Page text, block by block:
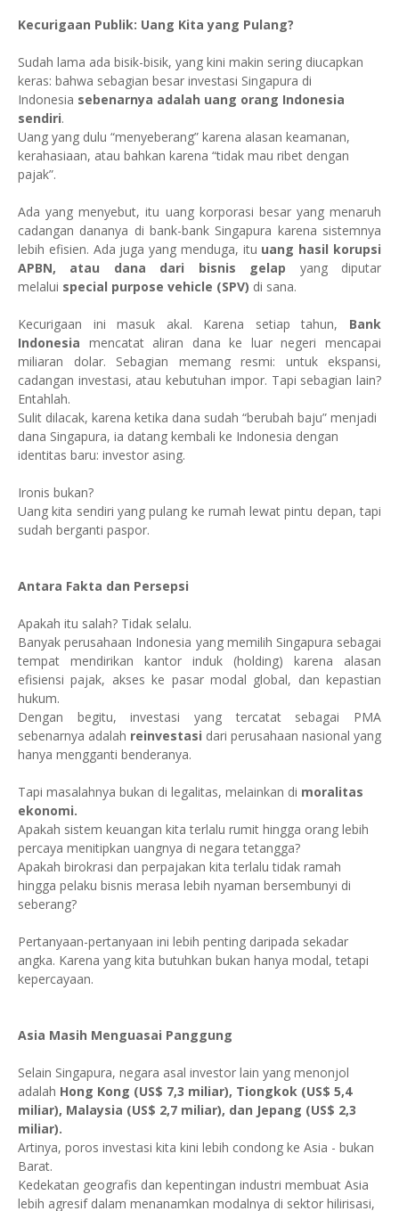
Kecurigaan Publik: Uang Kita yang Pulang?
Sudah lama ada bisik-bisik, yang kini makin sering diucapkan
keras: bahwa sebagian besar investasi Singapura di
Indonesia sebenarnya adalah uang orang Indonesia
sendiri.
Uang yang dulu “menyeberang” karena alasan keamanan,
kerahasiaan, atau bahkan karena “tidak mau ribet dengan
pajak”.
Ada yang menyebut, itu uang korporasi besar yang menaruh
cadangan dananya di bank-bank Singapura karena sistemnya
lebih efisien. Ada juga yang menduga, itu uang hasil korupsi
APBN, atau dana dari bisnis gelap yang diputar
melalui special purpose vehicle (SPV) di sana.
Kecurigaan ini masuk akal. Karena setiap tahun, Bank
Indonesia mencatat aliran dana ke luar negeri mencapai
miliaran dolar. Sebagian memang resmi: untuk ekspansi,
cadangan investasi, atau kebutuhan impor. Tapi sebagian lain?
Entahlah.
Sulit dilacak, karena ketika dana sudah “berubah baju” menjadi
dana Singapura, ia datang kembali ke Indonesia dengan
identitas baru: investor asing.
Ironis bukan?
Uang kita sendiri yang pulang ke rumah lewat pintu depan, tapi
sudah berganti paspor.
Antara Fakta dan Persepsi
Apakah itu salah? Tidak selalu.
Banyak perusahaan Indonesia yang memilih Singapura sebagai
tempat mendirikan kantor induk (holding) karena alasan
efisiensi pajak, akses ke pasar modal global, dan kepastian
hukum.
Dengan begitu, investasi yang tercatat sebagai PMA
sebenarnya adalah reinvestasi dari perusahaan nasional yang
hanya mengganti benderanya.
Tapi masalahnya bukan di legalitas, melainkan di moralitas
ekonomi.
Apakah sistem keuangan kita terlalu rumit hingga orang lebih
percaya menitipkan uangnya di negara tetangga?
Apakah birokrasi dan perpajakan kita terlalu tidak ramah
hingga pelaku bisnis merasa lebih nyaman bersembunyi di
seberang?
Pertanyaan-pertanyaan ini lebih penting daripada sekadar
angka. Karena yang kita butuhkan bukan hanya modal, tetapi
kepercayaan.
Asia Masih Menguasai Panggung
Selain Singapura, negara asal investor lain yang menonjol
adalah Hong Kong (US$ 7,3 miliar), Tiongkok (US$ 5,4
miliar), Malaysia (US$ 2,7 miliar), dan Jepang (US$ 2,3
miliar).
Artinya, poros investasi kita kini lebih condong ke Asia - bukan
Barat.
Kedekatan geografis dan kepentingan industri membuat Asia
lebih agresif dalam menanamkan modalnya di sektor hilirisasi,